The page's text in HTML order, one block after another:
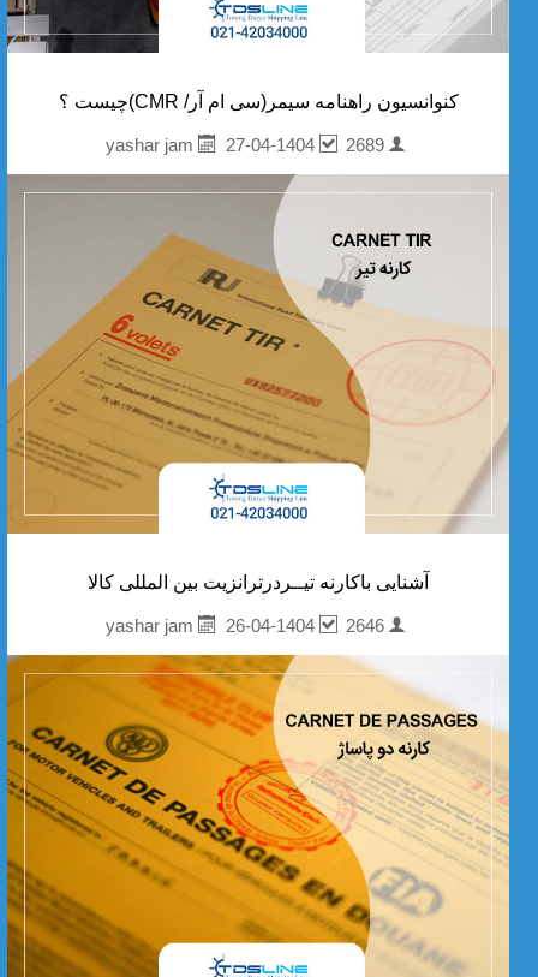
کنوانسیون راهنامه سیمر(سی ام آر/ CMR)چیست ؟
yashar jam
27-04-1404 2689
آشنایی باکارنه تیــردرترانزیت بین المللی کالا
yashar jam
26-04-1404 2646